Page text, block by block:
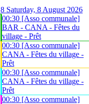
8 Saturday, 8 August 2026
00:30 [Asso communale]
BAR - CANA - Fêtes du
village - Prêt
00:30 [Asso communale]
CANA - Fêtes du village -
Prêt
00:30 [Asso communale]
CANA - Fêtes du village -
Prêt
00:30 [Asso communale]